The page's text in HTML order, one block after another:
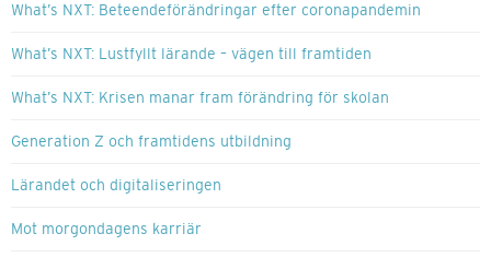
What’s NXT: Beteendeförändringar efter coronapandemin
What’s NXT: Lustfyllt lärande – vägen till framtiden
What’s NXT: Krisen manar fram förändring för skolan
Generation Z och framtidens utbildning
Lärandet och digitaliseringen
Mot morgondagens karriär